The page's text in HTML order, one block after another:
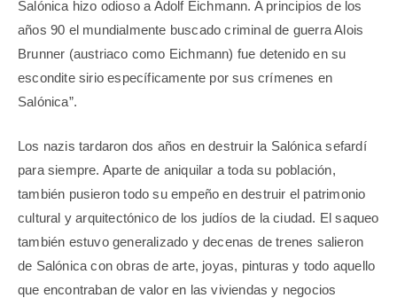
Salónica hizo odioso a Adolf Eichmann. A principios de los
años 90 el mundialmente buscado criminal de guerra Alois
Brunner (austriaco como Eichmann) fue detenido en su
escondite sirio específicamente por sus crímenes en
Salónica”.
Los nazis tardaron dos años en destruir la Salónica sefardí
para siempre. Aparte de aniquilar a toda su población,
también pusieron todo su empeño en destruir el patrimonio
cultural y arquitectónico de los judíos de la ciudad. El saqueo
también estuvo generalizado y decenas de trenes salieron
de Salónica con obras de arte, joyas, pinturas y todo aquello
que encontraban de valor en las viviendas y negocios